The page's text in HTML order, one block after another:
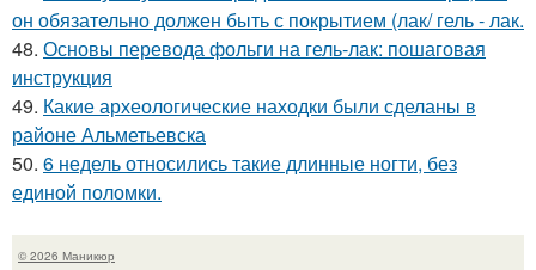
он обязательно должен быть с покрытием (лак/ гель - лак.
48. Основы перевода фольги на гель-лак: пошаговая
инструкция
49. Какие археологические находки были сделаны в
районе Альметьевска
50. 6 недель относились такие длинные ногти, без
единой поломки.
© 2026 Маникюр